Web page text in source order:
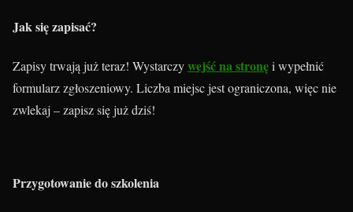
Jak się zapisać?
Zapisy trwają już teraz! Wystarczywejść na stronęi wypełnić
formularz zgłoszeniowy. Liczba miejsc jest ograniczona, więc nie
zwlekaj – zapisz się już dziś!
Przygotowanie do szkolenia